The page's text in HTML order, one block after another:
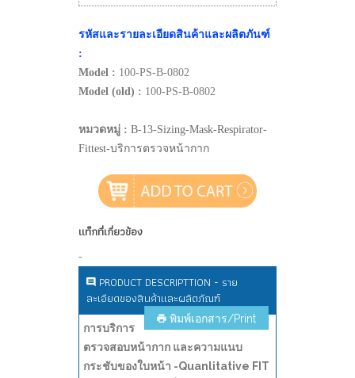
รหัสและรายละเอียดสินค้าและผลิตภันฑ์
:
Model : 100-PS-B-0802
Model (old) : 100-PS-B-0802
หมวดหมู่ : B-13-Sizing-Mask-Respirator-
Fittest-บริการตรวจหน้ากาก
แท็กที่เกี่ยวข้อง
-
PRODUCT DESCRIPTTION - ราย
ละเอียดของสินค้าและผลิตภัณฑ์
พิมพ์เอกสาร/Print
การบริการ
ตรวจสอบหน้ากาก และความแนบ
กระชับของใบหน้า -Quanlitative FIT